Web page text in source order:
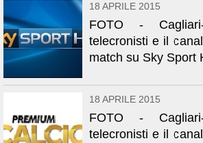
18 APRILE 2015
FOTO -
telecronisti e il
match su Sky Sport
18 APRILE 2015
FOTO -
telecronisti e il